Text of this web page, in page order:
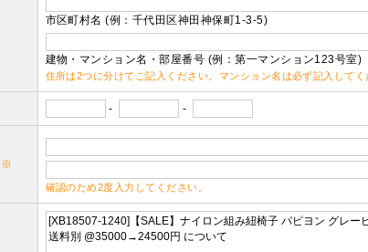
市区町村名 (例：千代田区神田神保町1-3-5)
建物・マンション名・部屋番号 (例：第一マンション123号室)
住所は2つに分けてご記入ください。マンション名は必ず記入してく
- -
※
確認のため2度入力してください。